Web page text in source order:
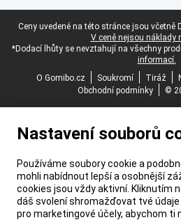
Právní zápatí
Ceny uvedené na této stránce jsou včetně
V ceně nejsou náklady
*Dodací lhůty se nevztahují na všechny
informací.
O Gomibo.cz
Soukromí Tiráž
Obchodní podmínky
©
Nastavení souborů
Používáme soubory cookie a
mohli nabídnout lepší a osobnější
cookies jsou vždy aktivní. Kliknutím
dáš svolení shromažďovat tvé
pro marketingové účely, abychom ti